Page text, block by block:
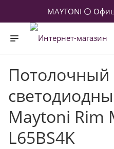
MAYTONI ⚪
Потолочный
Maytoni Rim
L65BS4K